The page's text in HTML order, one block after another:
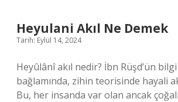
Heyulani Akıl Ne Demek
Tarih: Eylül 14, 2024
Heyûlânî akıl nedir? İbn Rüşd’ün
bağlamında, zihin teorisinde hayali
Bu, her insanda var olan ancak